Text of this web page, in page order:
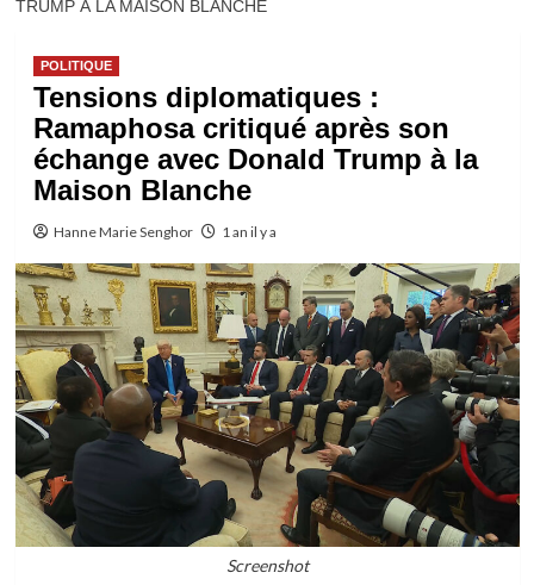
TRUMP À LA MAISON BLANCHE
POLITIQUE
Tensions diplomatiques :
Ramaphosa critiqué après son
échange avec Donald Trump à la
Maison Blanche
Hanne Marie Senghor 1 an il y a
Screenshot